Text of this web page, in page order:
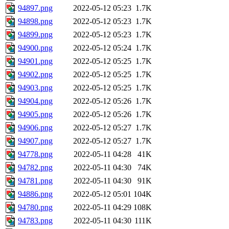
94897.png
2022-05-12 05:23 1.7K
94898.png
2022-05-12 05:23 1.7K
94899.png
2022-05-12 05:23 1.7K
94900.png
2022-05-12 05:24 1.7K
94901.png
2022-05-12 05:25 1.7K
94902.png
2022-05-12 05:25 1.7K
94903.png
2022-05-12 05:25 1.7K
94904.png
2022-05-12 05:26 1.7K
94905.png
2022-05-12 05:26 1.7K
94906.png
2022-05-12 05:27 1.7K
94907.png
2022-05-12 05:27 1.7K
94778.png
2022-05-11 04:28
41K
94782.png
2022-05-11 04:30
74K
94781.png
2022-05-11 04:30
91K
94886.png
2022-05-12 05:01 104K
94780.png
2022-05-11 04:29 108K
94783.png
2022-05-11 04:30 111K